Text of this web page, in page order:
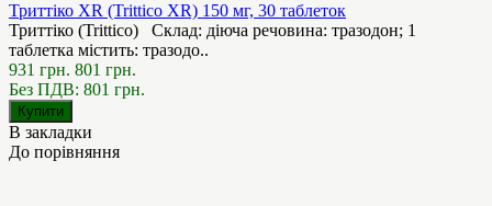
Триттіко XR (Trittico XR) 150 мг, 30 таблеток
Триттіко (Trittico) Склад: діюча речовина: тразодон; 1
таблетка містить: тразодо..
931 грн. 801 грн.
Без ПДВ: 801 грн.
В закладки
До порівняння